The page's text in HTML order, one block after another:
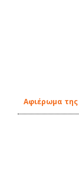
Αφιέρωμα της